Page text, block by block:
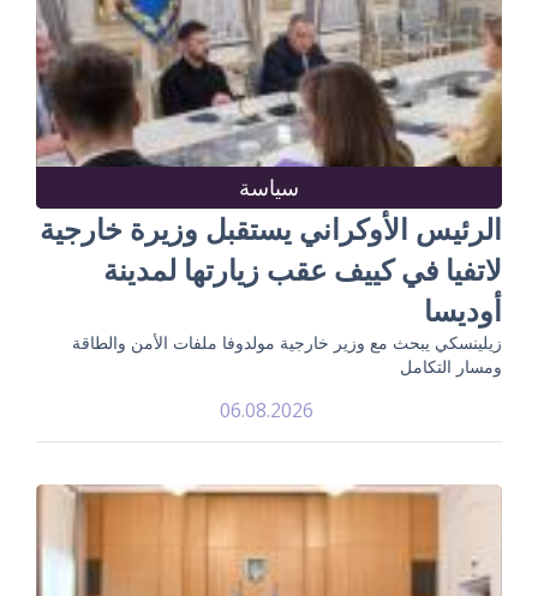
سياسة
الرئيس الأوكراني يستقبل وزيرة خارجية
لاتفيا في كييف عقب زيارتها لمدينة
أوديسا
زيلينسكي يبحث مع وزير خارجية مولدوفا ملفات الأمن والطاقة
ومسار التكامل
06.08.2026